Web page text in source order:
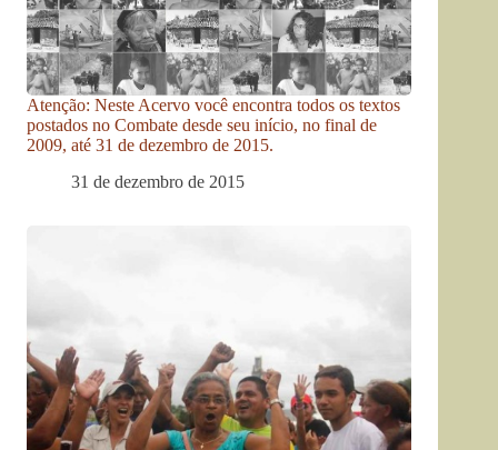
Atenção: Neste Acervo você encontra todos os textos
postados no Combate desde seu início, no final de
2009, até 31 de dezembro de 2015.
31 de dezembro de 2015